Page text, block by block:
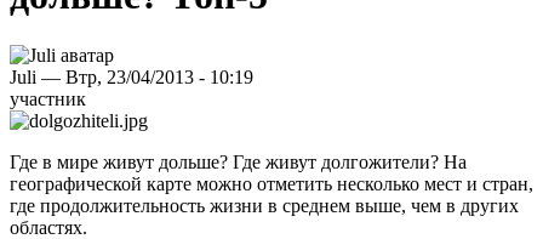
Juli — Втр, 23/04/2013 - 10:19
участник
Где в мире живут дольше? Где живут долгожители? На
географической карте можно отметить несколько мест и стран,
где продолжительность жизни в среднем выше, чем в других
областях.